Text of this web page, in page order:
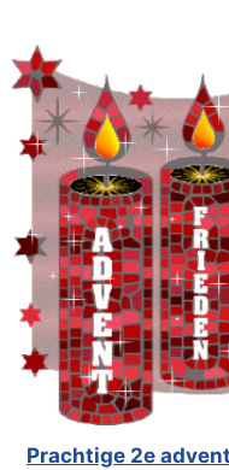
Prachtige 2e